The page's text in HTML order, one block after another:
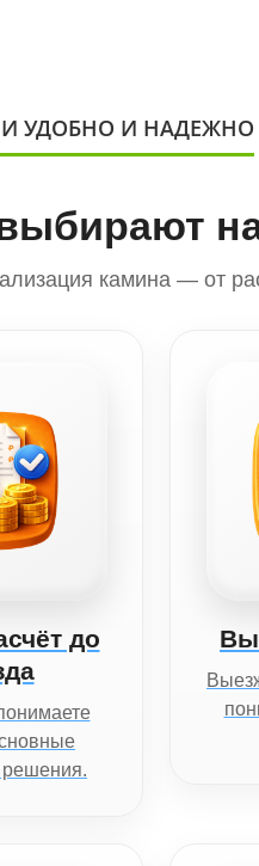
УДОБНО И НАДЕЖНО
камина — от
до
решения.